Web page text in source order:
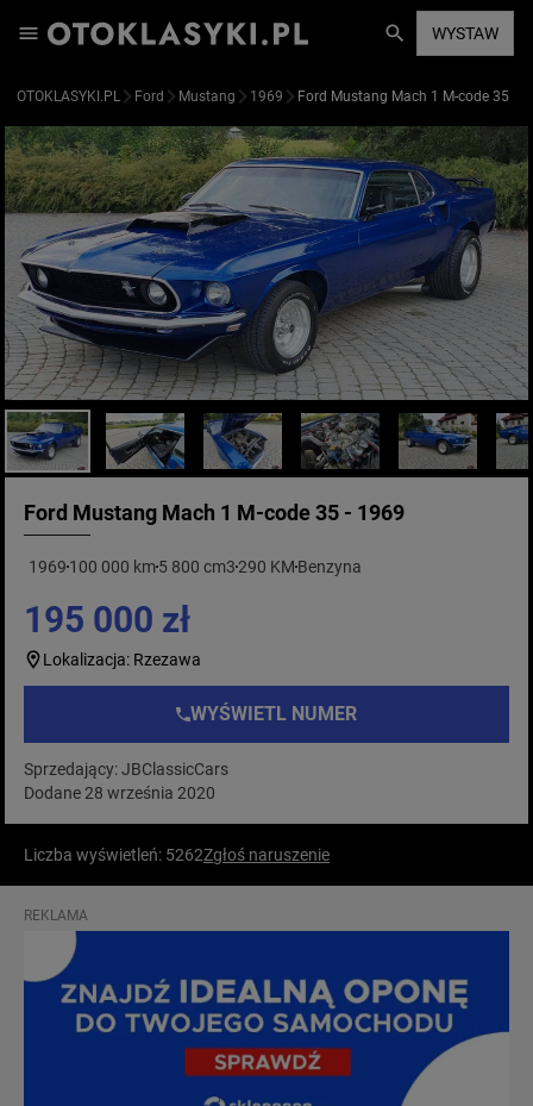
WYSTAW
OTOKLASYKI.PL Ford Mustang 1969 Ford Mustang Mach 1 M-code 35
Ford Mustang Mach 1 M-code 35 - 1969
1969 100 000 km5 800 cm3290 KM Benzyna
195 000 zł
Lokalizacja: Rzezawa
WYŚWIETL NUMER
Sprzedający: JBClassicCars
Dodane 28 września 2020
Liczba wyświetleń: 5262Zgłoś naruszenie
REKLAMA